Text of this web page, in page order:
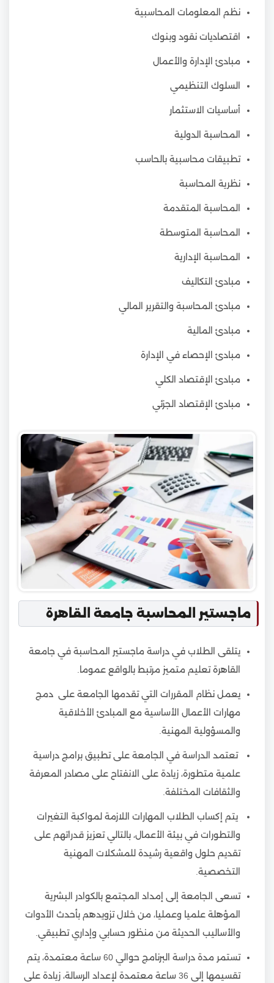
نظم المعلومات المحاسبية
اقتصاديات نقود وبنوك
مبادئ الإدارة والأعمال
السلوك التنظيمي
أساسيات الاستثمار
المحاسبة الدولية
تطبيقات محاسبية بالحاسب
نظرية المحاسبة
المحاسبة المتقدمة
المحاسبة المتوسطة
المحاسبة الإدارية
مبادئ التكاليف
مبادئ المحاسبة والتقرير المالي
مبادئ المالية
مبادئ الإحصاء في الإدارة
مبادئ الإقتصاد الكلي
مبادئ الإقتصاد الجزئي
ماجستير المحاسبة جامعة القاهرة
يتلقى الطلاب في دراسة ماجستير المحاسبة في جامعة
القاهرة تعليم متميز مرتبط بالواقع عموما.
يعمل نظام المقررات التي تقدمها الجامعة على دمج
مهارات الأعمال الأساسية مع المبادئ الأخلاقية
والمسؤولية المهنية.
تعتمد الدراسة في الجامعة على تطبيق برامج دراسية
علمية متطورة، زيادة على الانفتاح على مصادر المعرفة
والثقافات المختلفة.
يتم إكساب الطلاب المهارات اللازمة لمواكبة التغيرات
والتطورات في بيئة الأعمال، بالتالي تعزيز قدراتهم على
تقديم حلول واقعية رشيدة للمشكلات المهنية
التخصصية.
تسعى الجامعة إلى إمداد المجتمع بالكوادر البشرية
المؤهلة علميا وعمليا، من خلال تزويدهم بأحدث الأدوات
والأساليب الحديثة من منظور حسابي وإداري تطبيقي.
تستمر مدة دراسة البرنامج حوالي 60 ساعة معتمدة، يتم
تقسيمها إلى 36 ساعة معتمدة لإعداد الرسالة، زيادة على